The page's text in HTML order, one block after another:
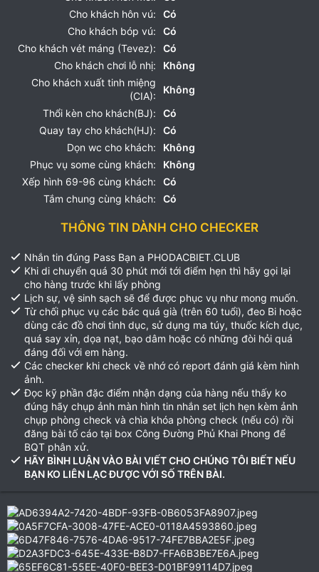
Cho khách hôn vú:
Có
Cho khách bóp vú:
Có
Cho khách vét máng (Tevez):
Có
Cho khách chơi lỗ nhị:
Không
Cho khách xuất tinh miệng
(CIA):
Không
Thổi kèn cho khách(BJ):
Có
Quay tay cho khách(HJ):
Có
Dọn wc cho khách:
Không
Phục vụ some cùng khách:
Không
Xếp hình 69-96 cùng khách:
Có
Tắm chung cùng khách:
Có
THÔNG TIN DÀNH CHO CHECKER
Nhắn tin đúng Pass Bạn a PHODACBIET.CLUB
Khi di chuyển quá 30 phút mới tới điểm hẹn thì hãy gọi lại
cho hàng trước khi lấy phòng
Lịch sự, vệ sinh sạch sẽ để được phục vụ như mong muốn.
Từ chối phục vụ các bác quá già (trên 60 tuổi), đeo Bi hoặc
dùng các đồ chơi tình dục, sử dụng ma túy, thuốc kích dục,
quá say xỉn, dọa nạt, bạo dâm hoặc có những đòi hỏi quá
đáng đối với em hàng.
Các checker khi check về nhớ có report đánh giá kèm hình
ảnh.
Đọc kỹ phần đặc điểm nhận dạng của hàng nếu thấy ko
đúng hãy chụp ảnh màn hình tin nhắn set lịch hẹn kèm ảnh
chụp phòng check và chìa khóa phòng check (nếu có) rồi
đăng bài tố cáo tại box Công Đường Phủ Khai Phong để
BQT phân xử.
HÃY BÌNH LUẬN VÀO BÀI VIẾT CHO CHÚNG TÔI BIẾT NẾU
BẠN KO LIÊN LẠC ĐƯỢC VỚI SỐ TRÊN BÀI.